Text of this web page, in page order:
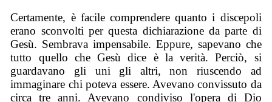
Certamente, è facile comprendere quanto i discepoli
erano sconvolti per questa dichiarazione da parte di
Gesù. Sembrava impensabile. Eppure, sapevano che
tutto quello che Gesù dice è la verità. Perciò, si
guardavano gli uni gli altri, non riuscendo ad
immaginare chi poteva essere. Avevano convissuto da
circa tre anni. Avevano condiviso l'opera di Dio